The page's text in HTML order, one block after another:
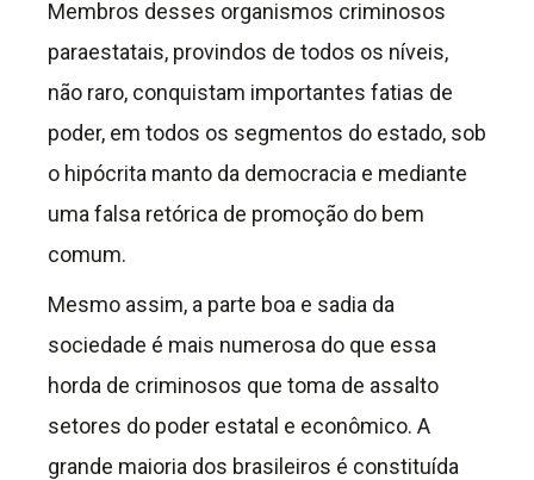
Membros desses organismos criminosos
paraestatais, provindos de todos os níveis,
não raro, conquistam importantes fatias de
poder, em todos os segmentos do estado, sob
o hipócrita manto da democracia e mediante
uma falsa retórica de promoção do bem
comum.
Mesmo assim, a parte boa e sadia da
sociedade é mais numerosa do que essa
horda de criminosos que toma de assalto
setores do poder estatal e econômico. A
grande maioria dos brasileiros é constituída